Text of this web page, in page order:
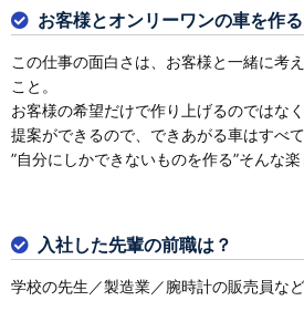
お客様とオンリーワンの車を作
この仕事の面白さは、お客様と一緒に考
こと。
お客様の希望だけで作り上げるのではな
提案ができるので、できあがる車はすべ
”自分にしかできないものを作る”そんな楽
入社した先輩の前職は？
学校の先生／製造業／腕時計の販売員な